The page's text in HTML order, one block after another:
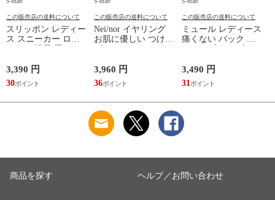
この販売店の送料について
スリッポン レディー
ス スニーカー ロー
ォーキング コンフォ
ート シューズ 黒 ブ
ラック グレー 2861
3,390 円
30
この販売店の送料について
Nei/nor イヤリング
お肌に優しい つけっ
クセサリー 錆に強い
変色しにくい ネイナ
ー NnER-0021
3,960 円
36
この販売店の送料について
ミュール レディース
痛くない バック ス
ェッジソール ニット
厚底 軽量 美脚 疲れ
にくい 歩きやすい
3,490 円
31
商品を探す ヘルプ／お問い合わせ